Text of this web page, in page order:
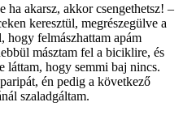
akarsz, akkor csengethetsz! –
keresztül, megrészegülve a
hogy felmászhattam apám
másztam fel a biciklire, és
láttam, hogy semmi baj nincs.
én pedig a következő
szaladgáltam.